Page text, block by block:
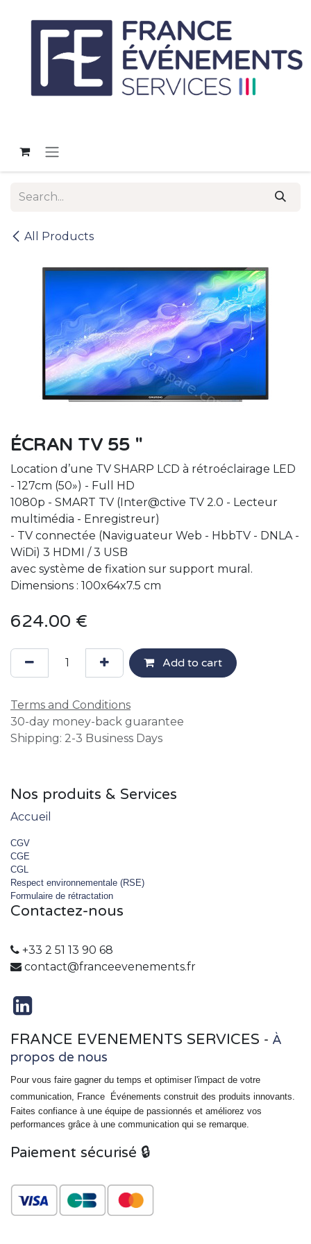
All Products
ÉCRAN TV 55 "
Location d’une TV SHARP LCD à rétroéclairage LED
- 127cm (50») - Full HD
1080p - SMART TV (Inter@ctive TV 2.0 - Lecteur
multimédia - Enregistreur)
- TV connectée (Naviguateur Web - HbbTV - DNLA -
WiDi) 3 HDMI / 3 USB
avec système de fixation sur support mural.
Dimensions : 100x64x7.5 cm
624.00 €
Add to cart
Terms and Conditions
30-day money-back guarantee
Shipping: 2-3 Business Days
Nos produits & Services
Accueil
CGV
CGE
CGL
Respect environnementale (RSE)
Formulaire de rétractation
Contactez-nous
+33 2 51 13 90 68
contact@franceevenements.fr
FRANCE EVENEMENTS SERVICES - À
propos de nous
Pour vous faire gagner du temps et optimiser l'impact de votre
communication, France
Événements construit des produits innovants.
Faites confiance à une équipe de passionnés et améliorez vos
performances grâce à une communication qui se remarque.
Paiement sécurisé 🔒